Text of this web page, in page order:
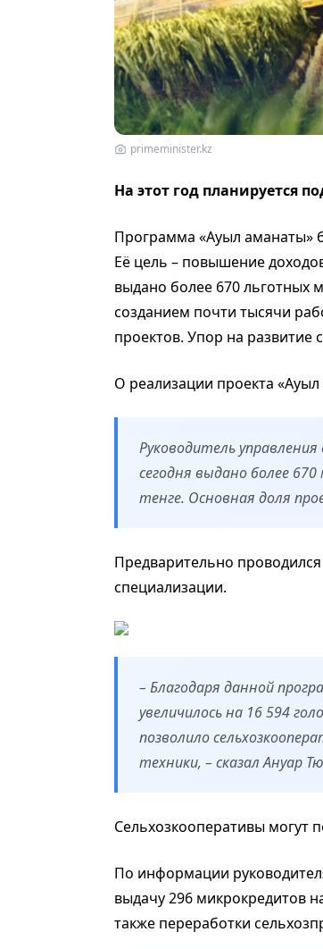
primeminister.kz
На этот год планируется
Программа «Ауыл аманаты»
Её цель – повышение
выдано более 670 льготных
созданием почти тысячи
проектов. Упор на развитие
О реализации проекта
Руководитель
сегодня выдано более
тенге. Основная доля
Предварительно
специализации.
– Благодаря данной
увеличилось на 16 594
позволило
техники, – сказал Ануар
Сельхозкооперативы могут
По информации
выдачу 296 микрокредитов
также переработки